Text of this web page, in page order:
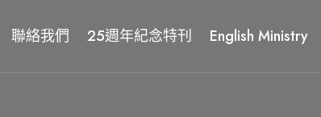
聯絡我們 25週年紀念特刊 English Ministry